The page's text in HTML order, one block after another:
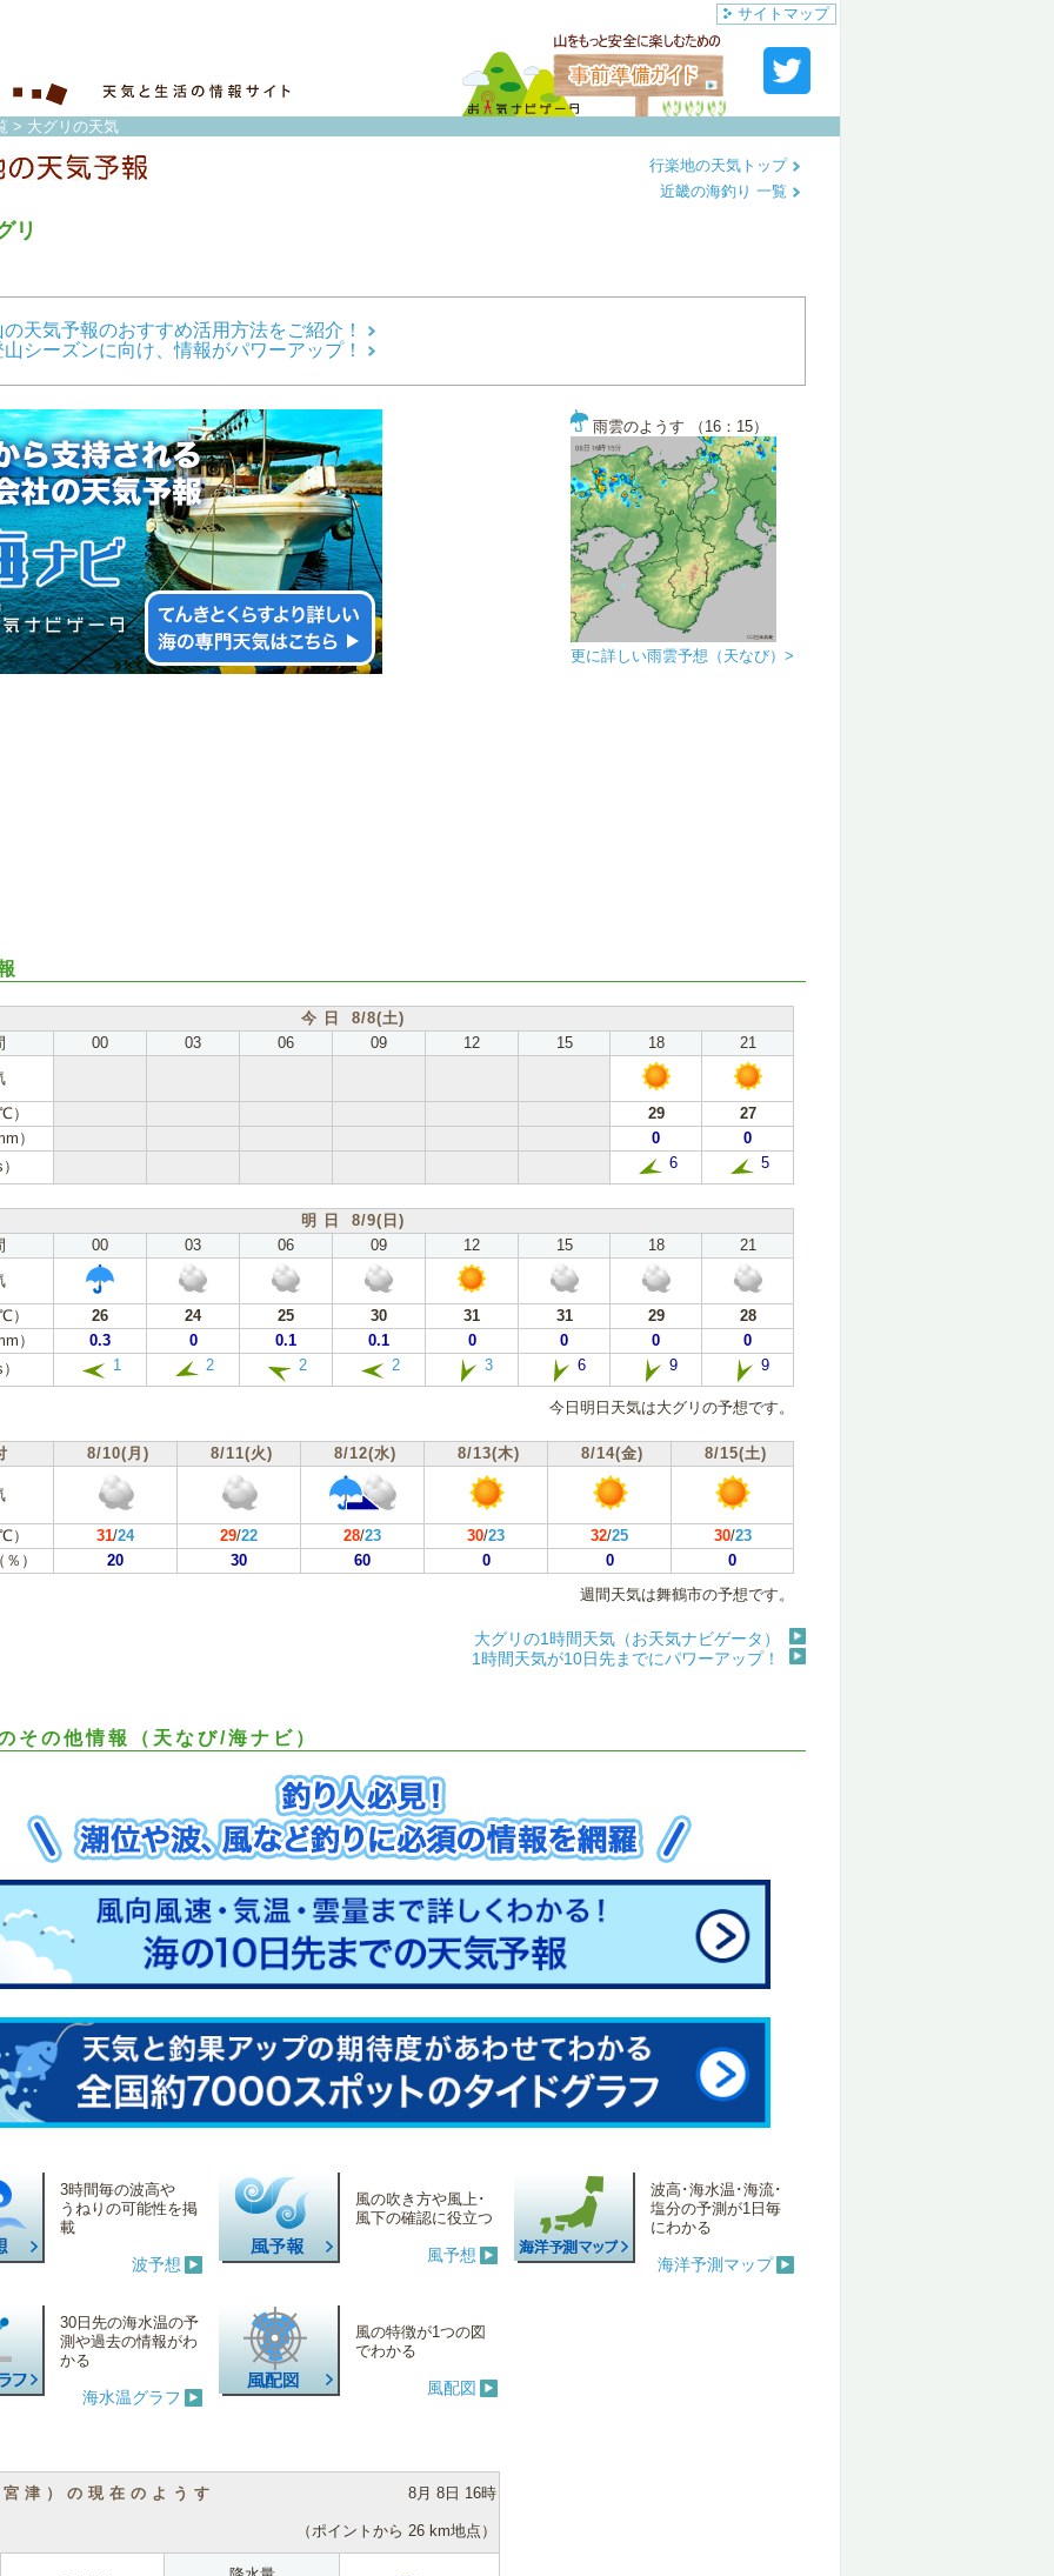
サイトマップ
> 大グリの天気
リ
行楽地の天気トップ
近畿の海釣り 一覧
天気予報のおすすめ活用方法をご紹介！
シーズンに向け、情報がパワーアップ！
雨雲のようす （16：15）
更に詳しい雨雲予想（天なび）>
今 日 8/8(土)
00 03 06 09 12 15 18
21
29
27
）
0
0
6 5
明 日 8/9(日)
00 03 06 09 12 15 18
21
26 24 25 30 31 31 29
28
）
0.3 0 0.1 0.1 0 0 0
0
1 2 2 2 3 6 9 9
今日明日天気は大グリの予想です。
8/10(月) 8/11(火) 8/12(水) 8/13(木) 8/14(金) 8/15(土)
31/24 29/22 28/23 30/23 32/25 30/23
）
20 30 60 0 0
0
週間天気は舞鶴市の予想です。
大グリの1時間天気（お天気ナビゲータ）
1時間天気が10日先までにパワーアップ！
その他情報（天なび/海ナビ）
3時間毎の波高や
うねりの可能性を掲
載
波予想
風の吹き方や風上･
風下の確認に役立つ
風予想
波高･海水温･海流･
塩分の予測が1日毎
にわかる
海洋予測マップ
30日先の海水温の予
測や過去の情報がわ
かる
海水温グラフ
風の特徴が1つの図
でわかる
風配図
津）の現在のようす 8月 8日 16時
（ポイントから 26 km地点）